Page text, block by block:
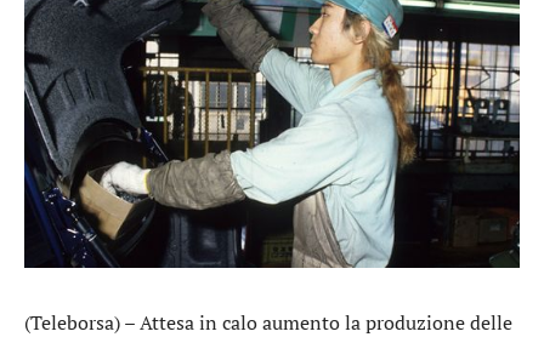
(Teleborsa) – Attesa in calo aumento la produzione delle